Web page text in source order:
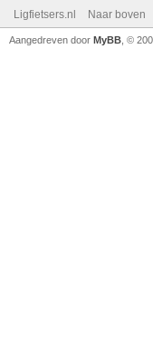
Ligfietsers.nl Naar boven
Aangedreven door MyBB , ©